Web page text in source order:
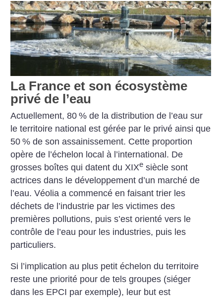
La France et son écosystème
privé de l’eau
Actuellement, 80 % de la distribution de l’eau sur
le territoire national est gérée par le privé ainsi que
50 % de son assainissement. Cette proportion
opère de l’échelon local à l’international. De
grosses boîtes qui datent du XIXe siècle sont
actrices dans le développement d’un marché de
l’eau. Véolia a commencé en faisant trier les
déchets de l’industrie par les victimes des
premières pollutions, puis s’est orienté vers le
contrôle de l’eau pour les industries, puis les
particuliers.
Si l’implication au plus petit échelon du territoire
reste une priorité pour de tels groupes (siéger
dans les EPCI par exemple), leur but est